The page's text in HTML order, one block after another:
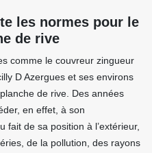
les normes pour le
de rive
comme le couvreur zingueur
D Azergues et ses environs
de rive. Des années
en effet, à son
fait de sa position à l’extérieur,
de la pollution, des rayons